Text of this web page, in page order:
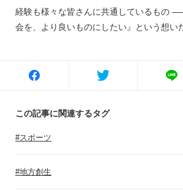
経験も様々な皆さんに共通しているもの
会を、より良いものにしたい』という想い
この記事に関連するタグ
スポーツ
地方創生